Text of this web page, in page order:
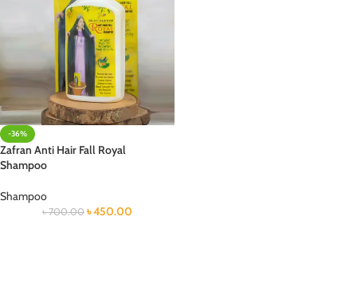
-36%
Zafran Anti Hair Fall Royal
Shampoo
Shampoo
৳700.00 ৳450.00